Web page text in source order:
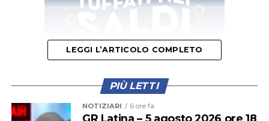
LEGGI L’ARTICOLO COMPLETO
PIÙ LETTI
NOTIZIARI 6 ore fa
GR Latina – 5 agosto 2026 ore 18